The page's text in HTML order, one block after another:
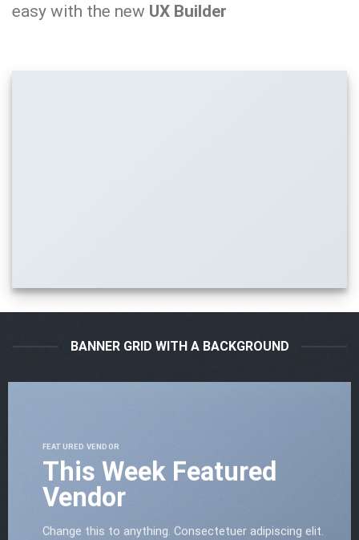
easy with the new UX Builder
BANNER GRID WITH A BACKGROUND
FEATURED VENDOR
This Week Featured
Vendor
Change this to anything. Consectetuer adipiscing elit.